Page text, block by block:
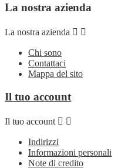
La nostra azienda
La nostra azienda  
Chi sono
Contattaci
Mappa del sito
Il tuo account
Il tuo account  
Indirizzi
Informazioni personali
Note di credito